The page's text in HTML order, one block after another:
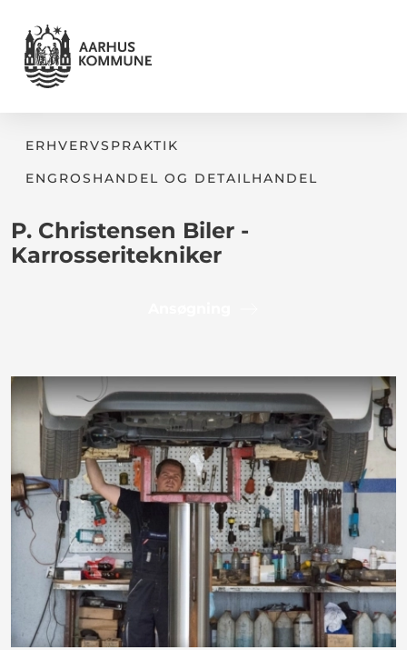
ERHVERVSPRAKTIK
ENGROSHANDEL OG DETAILHANDEL
P. Christensen Biler -
Karrosseritekniker